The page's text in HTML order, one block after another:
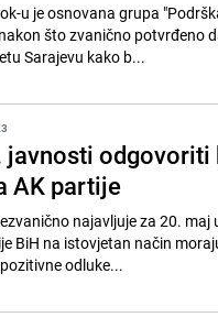
u je osnovana grupa
što zvanično potvrđeno
Sarajevu kako b...
javnosti
AK partije
najavljuje za 20. maj
BiH na istovjetan način
odluke...